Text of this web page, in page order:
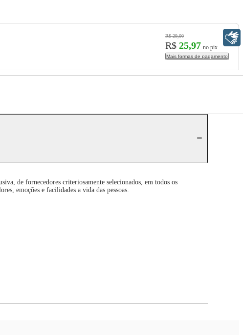
R$ 29,00
R$ 25,97 no pix
Mais formas de pagamento
de fornecedores criteriosamente selecionados, em todos os
emoções e facilidades a vida das pessoas.